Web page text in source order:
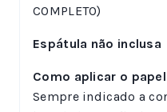
COMPLETO)
Espátula não inclusa
Como aplicar o
Sempre indicado a